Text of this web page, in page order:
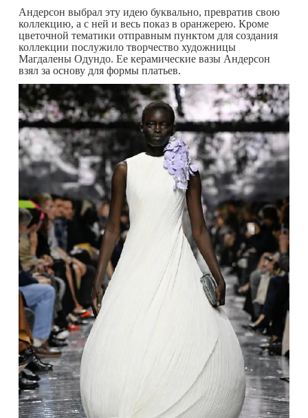
Андерсон выбрал эту идею буквально, превратив свою
коллекцию, а с ней и весь показ в оранжерею. Кроме
цветочной тематики отправным пунктом для создания
коллекции послужило творчество художницы
Магдалены Одундо. Ее керамические вазы Андерсон
взял за основу для формы платьев.